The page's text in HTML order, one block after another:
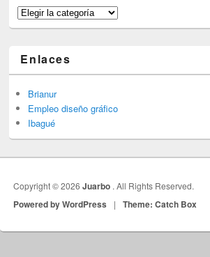
Categorías
Enlaces
Brianur
Empleo diseño gráfico
Ibagué
Copyright © 2026Juarbo . All Rights Reserved.
Powered by WordPress | Theme: Catch Box